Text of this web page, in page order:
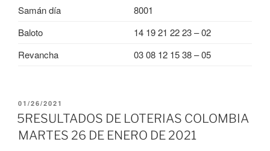
Samán día
8001
Baloto
14 19 21 22 23 – 02
Revancha
03 08 12 15 38 – 05
PUBLICADO
EL
01/26/2021
5RESULTADOS DE LOTERIAS COLOMBIA
MARTES 26 DE ENERO DE 2021